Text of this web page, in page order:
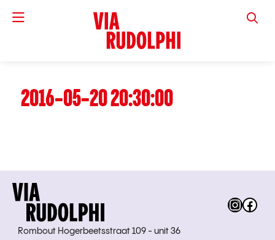
VIA
2016-05-20 20:30:00
Rombout Hogerbeetsstraat 109 - unit 36